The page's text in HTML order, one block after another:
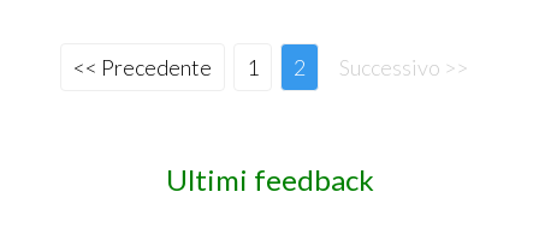
<< Precedente 1 2 Successivo >>
Ultimi feedback